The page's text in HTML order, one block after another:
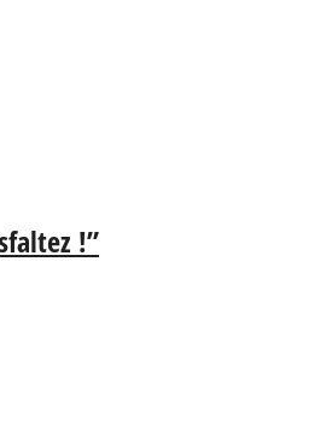
!”